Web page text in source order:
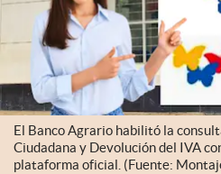
El Banco Agrario habilitó la
Ciudadana y Devolución del IVA
plataforma oficial. (Fuente: